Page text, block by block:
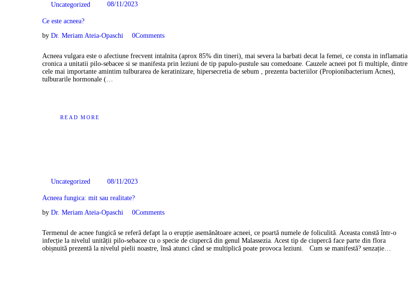
Uncategorized 08/11/2023
Ce este acneea?
by Dr. Meriam Ateia-Opaschi 0Comments
Acneea vulgara este o afectiune frecvent intalnita (aprox 85% din tineri), mai severa la barbati decat la femei, ce consta in inflamatia
cronica a unitatii pilo-sebacee si se manifesta prin leziuni de tip papulo-pustule sau comedoane. Cauzele acneei pot fi multiple, dintre
cele mai importante amintim tulburarea de keratinizare, hipersecretia de sebum , prezenta bacteriilor (Propionibacterium Acnes),
tulburarile hormonale (…
READ MORE
Uncategorized 08/11/2023
Acneea fungica: mit sau realitate?
by Dr. Meriam Ateia-Opaschi 0Comments
Termenul de acnee fungică se referă defapt la o erupție asemănătoare acneei, ce poartă numele de foliculită. Aceasta constă într-o
infecție la nivelul unității pilo-sebacee cu o specie de ciupercă din genul Malassezia. Acest tip de ciupercă face parte din flora
obișnuită prezentă la nivelul pielii noastre, însă atunci când se multiplică poate provoca leziuni. Cum se manifestă? senzație…